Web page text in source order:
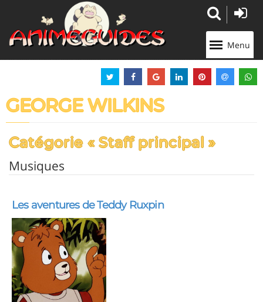
Menu
GEORGE WILKINS
Catégorie « Staff principal »
Musiques
Les aventures de Teddy Ruxpin
Panneau de gestion des cookies